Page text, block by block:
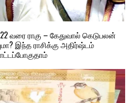
வரை ராகு – கேதுவால் கெடுபலன்
இந்த ராசிக்கு அதிர்ஷ்டம்